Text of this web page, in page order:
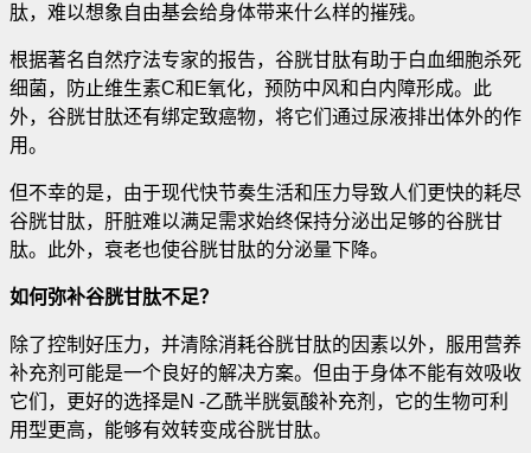
肽，难以想象自由基会给身体带来什么样的摧残。
根据著名自然疗法专家的报告，谷胱甘肽有助于白血细胞杀死
细菌，防止维生素C和E氧化，预防中风和白内障形成。此
外，谷胱甘肽还有绑定致癌物，将它们通过尿液排出体外的作
用。
但不幸的是，由于现代快节奏生活和压力导致人们更快的耗尽
谷胱甘肽，肝脏难以满足需求始终保持分泌出足够的谷胱甘
肽。此外，衰老也使谷胱甘肽的分泌量下降。
如何弥补谷胱甘肽不足？
除了控制好压力，并清除消耗谷胱甘肽的因素以外，服用营养
补充剂可能是一个良好的解决方案。但由于身体不能有效吸收
它们，更好的选择是N -乙酰半胱氨酸补充剂，它的生物可利
用型更高，能够有效转变成谷胱甘肽。